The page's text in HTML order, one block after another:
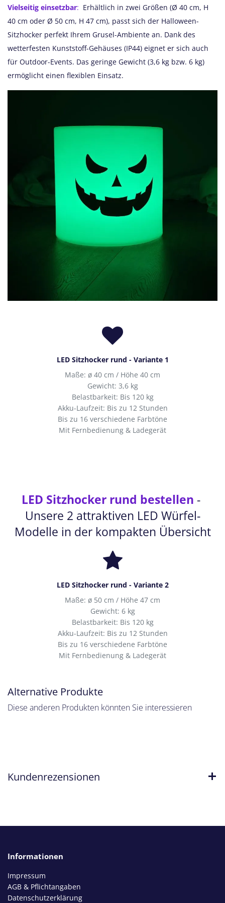
Vielseitig einsetzbar: Erhältlich in zwei Größen (Ø 40 cm, H
40 cm oder Ø 50 cm, H 47 cm), passt sich der Halloween-
Sitzhocker perfekt Ihrem Grusel-Ambiente an. Dank des
wetterfesten Kunststoff-Gehäuses (IP44) eignet er sich auch
für Outdoor-Events. Das geringe Gewicht (3,6 kg bzw. 6 kg)
ermöglicht einen flexiblen Einsatz.
LED Sitzhocker rund - Variante 1
Maße: ø 40 cm / Höhe 40 cm
Gewicht: 3,6 kg
Belastbarkeit: Bis 120 kg
Akku-Laufzeit: Bis zu 12 Stunden
Bis zu 16 verschiedene Farbtöne
Mit Fernbedienung & Ladegerät
LED Sitzhocker rund bestellen -
Unsere 2 attraktiven LED Würfel-
Modelle in der kompakten Übersicht
LED Sitzhocker rund - Variante 2
Maße: ø 50 cm / Höhe 47 cm
Gewicht: 6 kg
Belastbarkeit: Bis 120 kg
Akku-Laufzeit: Bis zu 12 Stunden
Bis zu 16 verschiedene Farbtöne
Mit Fernbedienung & Ladegerät
Alternative Produkte
Diese anderen Produkten könnten Sie interessieren
Kundenrezensionen
Informationen
Impressum
AGB & Pflichtangaben
Datenschutzerklärung